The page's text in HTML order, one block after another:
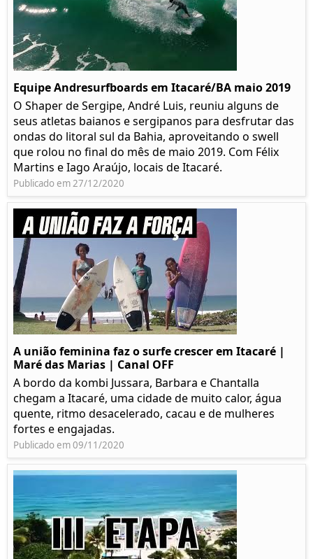
Equipe Andresurfboards em Itacaré/BA maio 2019
O Shaper de Sergipe, André Luis, reuniu alguns de
seus atletas baianos e sergipanos para desfrutar das
ondas do litoral sul da Bahia, aproveitando o swell
que rolou no final do mês de maio 2019. Com Félix
Martins e Iago Araújo, locais de Itacaré.
Publicado em 27/12/2020
A união feminina faz o surfe crescer em Itacaré |
Maré das Marias | Canal OFF
A bordo da kombi Jussara, Barbara e Chantalla
chegam a Itacaré, uma cidade de muito calor, água
quente, ritmo desacelerado, cacau e de mulheres
fortes e engajadas.
Publicado em 09/11/2020